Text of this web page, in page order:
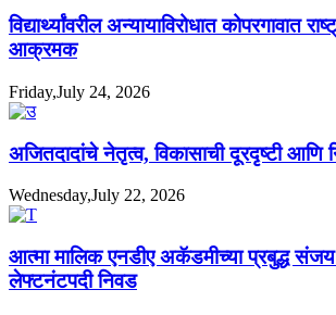
विद्यार्थ्यांवरील अन्यायाविरोधात कोपरगावात
आक्रमक
Friday,July 24, 2026
अजितदादांचे नेतृत्व, विकासाची दूरदृष्टी आणि
Wednesday,July 22, 2026
आत्मा मालिक एनडीए अकॅडमीच्या प्रबुद्ध
लेफ्टनंटपदी निवड